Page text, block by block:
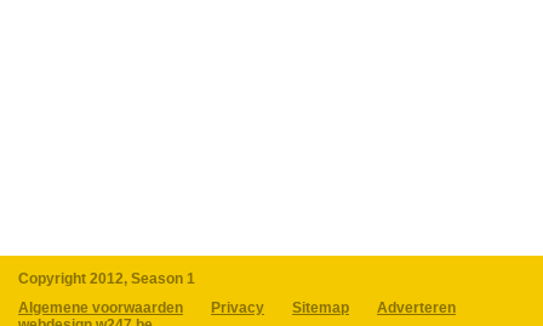
Copyright 2012, Season 1
Algemene voorwaarden
Privacy Sitemap
Adverteren